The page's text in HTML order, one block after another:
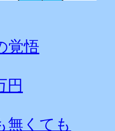
覚悟
円
無くても